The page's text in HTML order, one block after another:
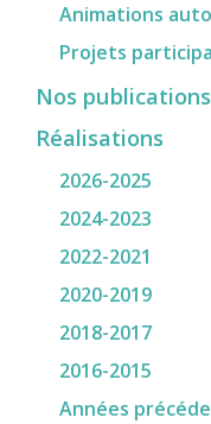
Animations
Projets
Nos publications
Réalisations
2026-2025
2024-2023
2022-2021
2020-2019
2018-2017
2016-2015
Années